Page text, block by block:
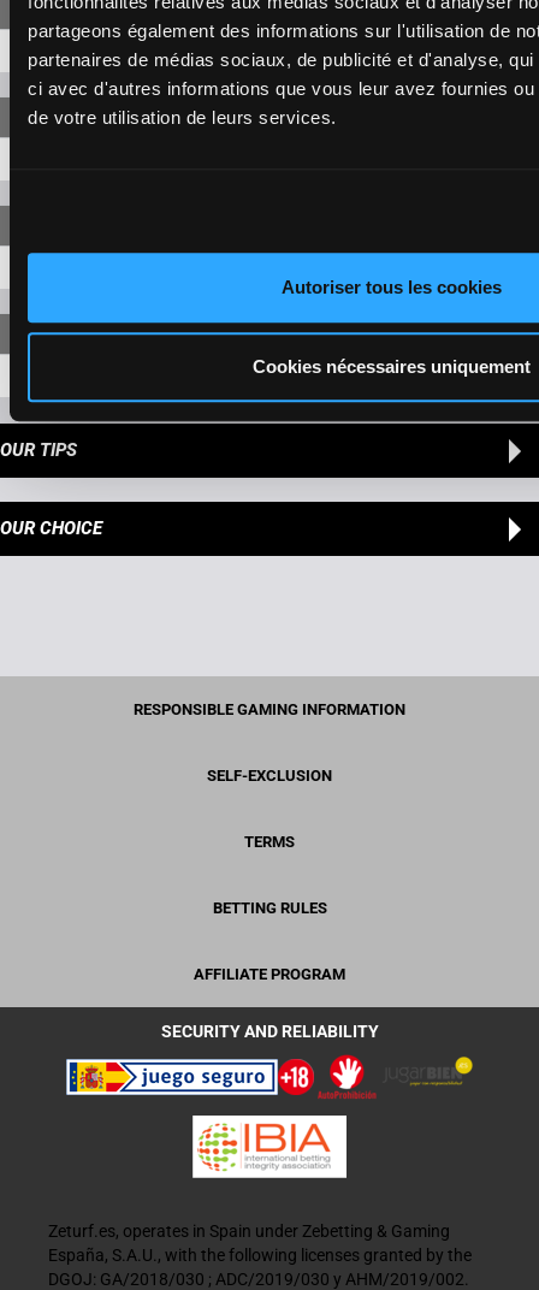
partageons également des informations sur l'utilisation de
partenaires de médias sociaux, de publicité et d'analyse,
ci avec d'autres informations que vous leur avez fournies
de votre utilisation de leurs services.
Autoriser tous les cookies
Cookies nécessaires uniquement
2-1 9,20 €
50,90 €
OUR TIPS
OUR CHOICE
RESPONSIBLE GAMING INFORMATION
SELF-EXCLUSION
TERMS
BETTING RULES
AFFILIATE PROGRAM
SECURITY AND RELIABILITY
Zeturf.es, operates in Spain under Zebetting & Gaming
España, S.A.U., with the following licenses granted by the
DGOJ: GA/2018/030 ; ADC/2019/030 y AHM/2019/002.